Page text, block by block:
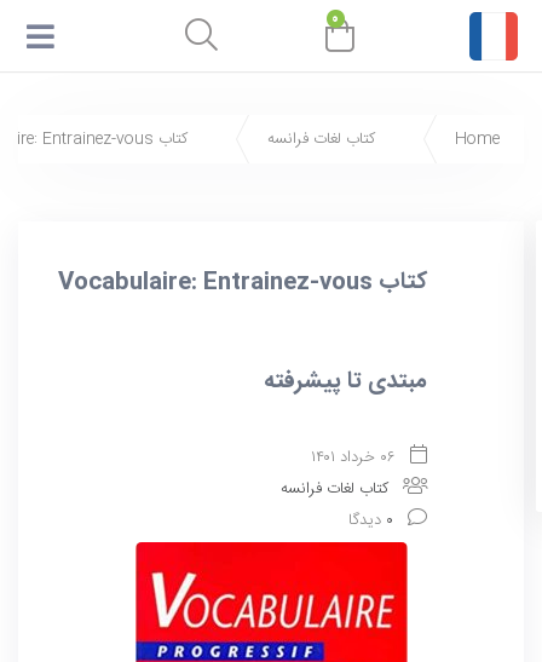
۰
Home کتاب لغات فرانسه کتاب Vocabulaire: Entrainez-vous مبتدی تا پیشرفته
کتاب Vocabulaire: Entrainez-vous
مبتدی تا پیشرفته
۰۶ خرداد ۱۴۰۱
کتاب لغات فرانسه
۰ دیدگا